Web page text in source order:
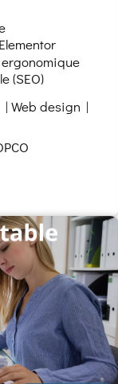
(SEO)
Web design |